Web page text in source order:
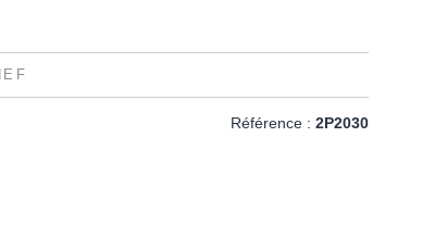
Référence : 2P2030